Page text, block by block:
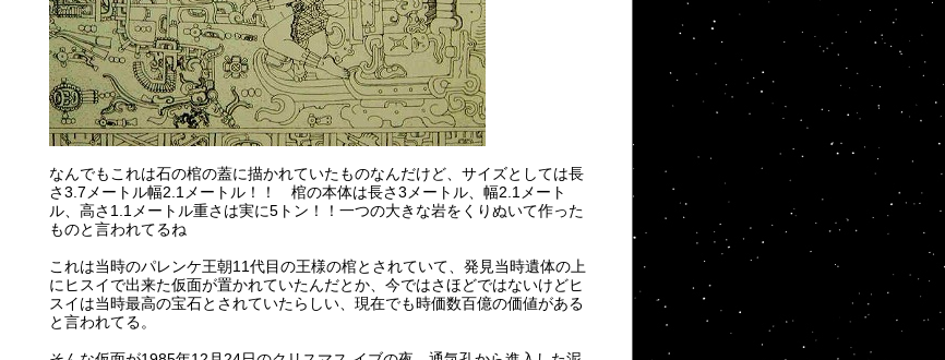
なんでもこれは石の棺の蓋に描かれていたものなんだけど、サイズとしては長
さ3.7メートル幅2.1メートル！！ 棺の本体は長さ3メートル、幅2.1メート
ル、高さ1.1メートル重さは実に5トン！！一つの大きな岩をくりぬいて作った
ものと言われてるね
これは当時のパレンケ王朝11代目の王様の棺とされていて、発見当時遺体の上
にヒスイで出来た仮面が置かれていたんだとか、今ではさほどではないけどヒ
スイは当時最高の宝石とされていたらしい、現在でも時価数百億の価値がある
と言われてる。